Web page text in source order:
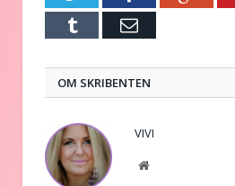
Tumblr E-
OM SKRIBENTEN
VIVI
Website